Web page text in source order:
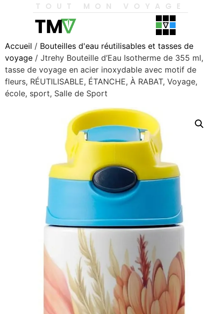
TOUT MON VOYAGE
Accueil / Bouteilles d'eau réutilisables et tasses de
voyage / Jtrehy Bouteille d’Eau Isotherme de 355 ml,
tasse de voyage en acier inoxydable avec motif de
fleurs, RÉUTILISABLE, ÉTANCHE, À RABAT, Voyage,
école, sport, Salle de Sport